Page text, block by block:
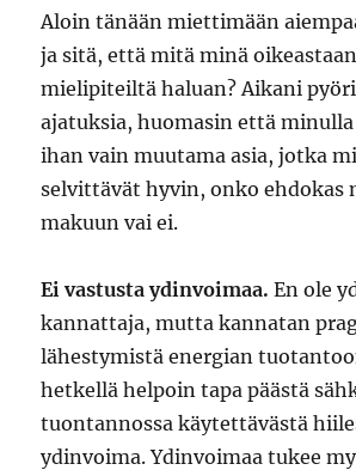
Aloin tänään miettimään
ja sitä, että mitä minä
mielipiteiltä haluan? Aikani
ajatuksia, huomasin että
ihan vain muutama asia, jotka
selvittävät hyvin, onko ehdokas
makuun vai ei.
Ei vastusta ydinvoimaa. En ole
kannattaja, mutta kannatan
lähestymistä energian
hetkellä helpoin tapa päästä
tuontannossa käytettävästä
ydinvoima. Ydinvoimaa tukee